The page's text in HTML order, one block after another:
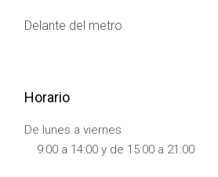
Delante del metro
Horario
De lunes a viernes
9:00 a 14:00 y de 15:00 a 21:00